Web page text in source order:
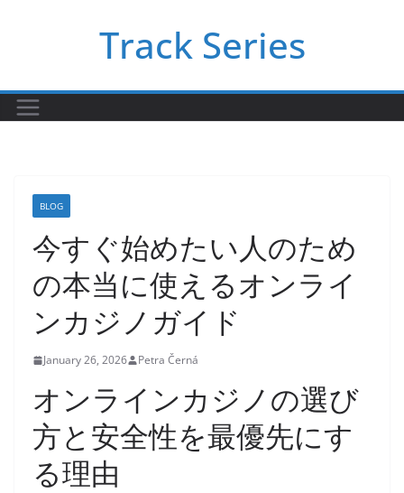
Track Series
BLOG
今すぐ始めたい人のため
の本当に使えるオンライ
ンカジノガイド
January 26, 2026 Petra Černá
オンラインカジノの選び
方と安全性を最優先にす
る理由